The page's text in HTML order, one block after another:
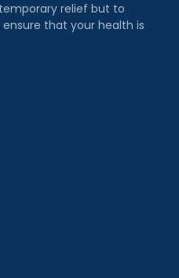
relief but to
that your health is